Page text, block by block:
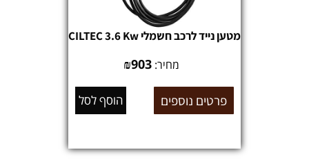
מטען נייד לרכב חשמלי CILTEC 3.6 Kw
מחיר:
₪903
פרטים נוספים הוסף לסל